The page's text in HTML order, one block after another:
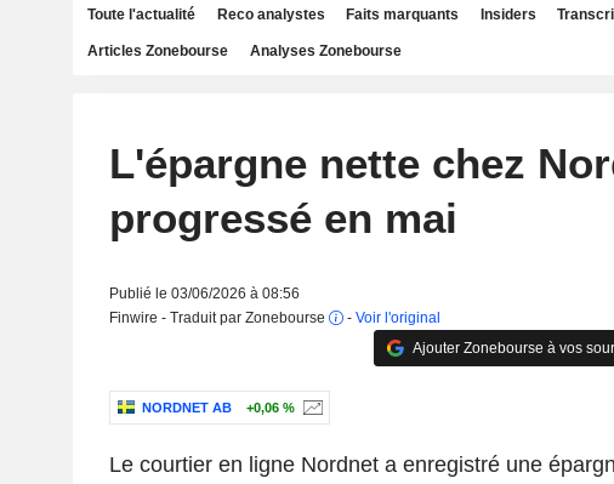
Toute l'actualité Reco analystes Faits marquants Insiders
Articles Zonebourse Analyses Zonebourse
L'épargne nette chez
progressé en mai
Publié le 03/06/2026 à 08:56
Finwire - Traduit par Zonebourse
- Voir l'original
Ajouter Zonebourse à vos
NORDNET AB +0,06 %
Le courtier en ligne Nordnet a enregistré une